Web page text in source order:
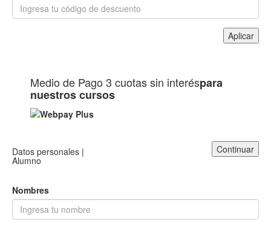
Aplicar
Medio de Pago 3 cuotas sin interéspara
nuestros cursos
Continuar
Datos personales |
Alumno
Nombres